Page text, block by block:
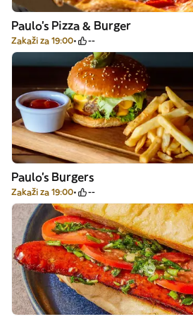
Paulo's Pizza & Burger
Zakaži za 19:00 --
Paulo's Burgers
Zakaži za 19:00 --